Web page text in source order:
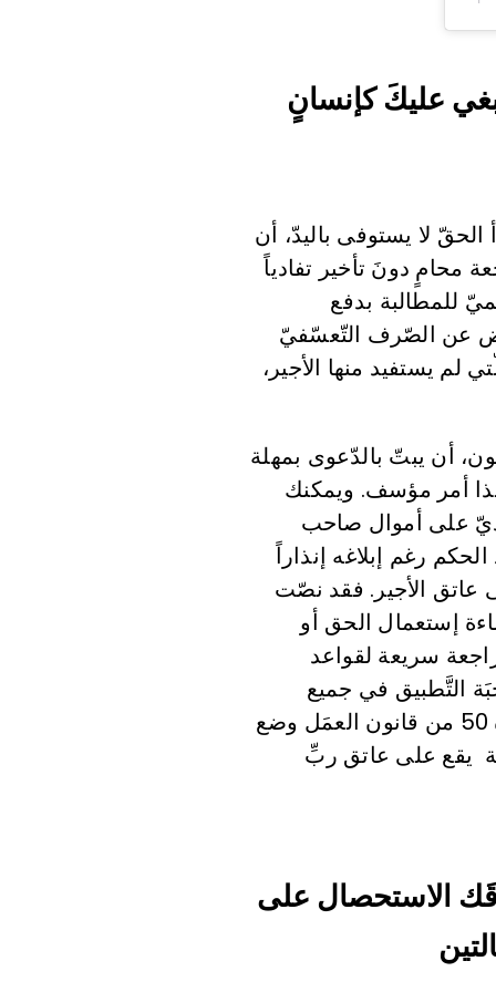
عليكَ كإنسانٍ
لا يستوفى باليدّ، أن
دونَ تأخير تفادياً
للمطالبة بدفع
عن الصّرف التّعسّفيّ
يستفيد منها الأجير،
أن يبتّ بالدّعوى بمهلة
أمر مؤسف. ويمكنك
على أموال صاحب
رغم إبلاغه إنذاراً
عاتق الأجير. فقد نصّت
إستعمال الحق أو
سريعة لقواعد
والواجبَة التَّطبيق في جميع
الدّعاوى، يقع عبء الإثبات على من يدّعي الواقعَة أو العمَل، وانَّ ما ورد في المادَّة 50 من قانون العمَل وضع
يقع على عاتق ربِّ
الاستحصال على